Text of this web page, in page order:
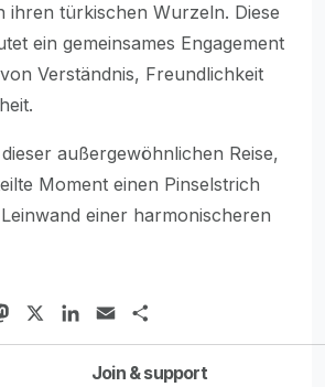
ihren türkischen Wurzeln. Diese
ein gemeinsames Engagement
Verständnis, Freundlichkeit
außergewöhnlichen Reise,
Moment einen Pinselstrich
einer harmonischeren
MastodonLinkedIn
Email
Join & support